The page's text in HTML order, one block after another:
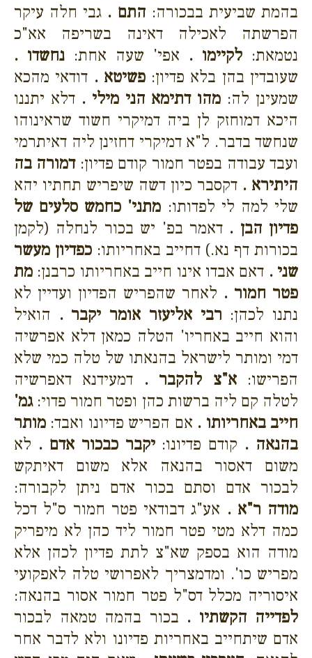
בהמת שביעית בבכורה: התם . גבי חלה עיקר
הפרשתה לאכילה דאינה בשריפה אא"כ
נטמאת: לקיימו . אפי' שעה אחת: נחשדו .
שעובדין בהן בלא פדיון:פשיטא . דודאי מהכא
שמעינן לה: מהו דתימא הני מילי . דלא יתננו
היכא דמוחזק לן ביה דמיקרי חשוד שראינוהו
שנחשד בדבר. ל"א דמיקרי דחזינן ליה דאיתרמי
ועבד עבודה בפטר חמור קודם פדיון:דמורה בה
היתירא . דקסבר כיון דשה שיפריש תחתיו יהא
שלי למה לי לפדותו: מתני' כחמש סלעים של
פדיון הבן . דאמר בפ' יש בכור לנחלה (לקמן
בכורות דף נא.) דחייב באחריותו:כפדיון מעשר
שני . דאם אבדו אינו חייב באחריותו כרבנן: מת
פטר חמור . לאחר שהפריש הפדיון ועדיין לא
נתנו לכהן: רבי אליעזר אומר יקבר . הואיל
והוא חייב באחריו' הטלה כמאן דלא אפרשיה
דמי ומותר לישראל בהנאתו של טלה כמי שלא
הפרישו:א"צ להקבר . דמעידנא דאפרשיה
לטלה קם ליה ברשות כהן ופטר חמור פדוי:גמ'
חייב באחריותו . אם הפריש פדיונו ואבד: מותר
בהנאה . קודם פדיונו:יקבר כבכור אדם . לא
משום דאסור בהנאה אלא משום דאיתקש
לבכור אדם וסתם בכור אדם ניתן לקבורה:
מודה ר"א . אע"ג דבודאי פטר חמור ס"ל דכל
כמה דלא מטי פטר חמור ליד כהן לא מיפריק
מודה הוא בספק שא"צ לתת פדיון לכהן אלא
מפריש כו'. ומדמצריך לאפרושי טלה לאפקועי
איסוריה מכלל דס"ל פטר חמור אסור בהנאה:
לפדייה הקשתיו . בכור בהמה טמאה לבכור
אדם שיתחייב באחריות פדיונו ולא לדבר אחר